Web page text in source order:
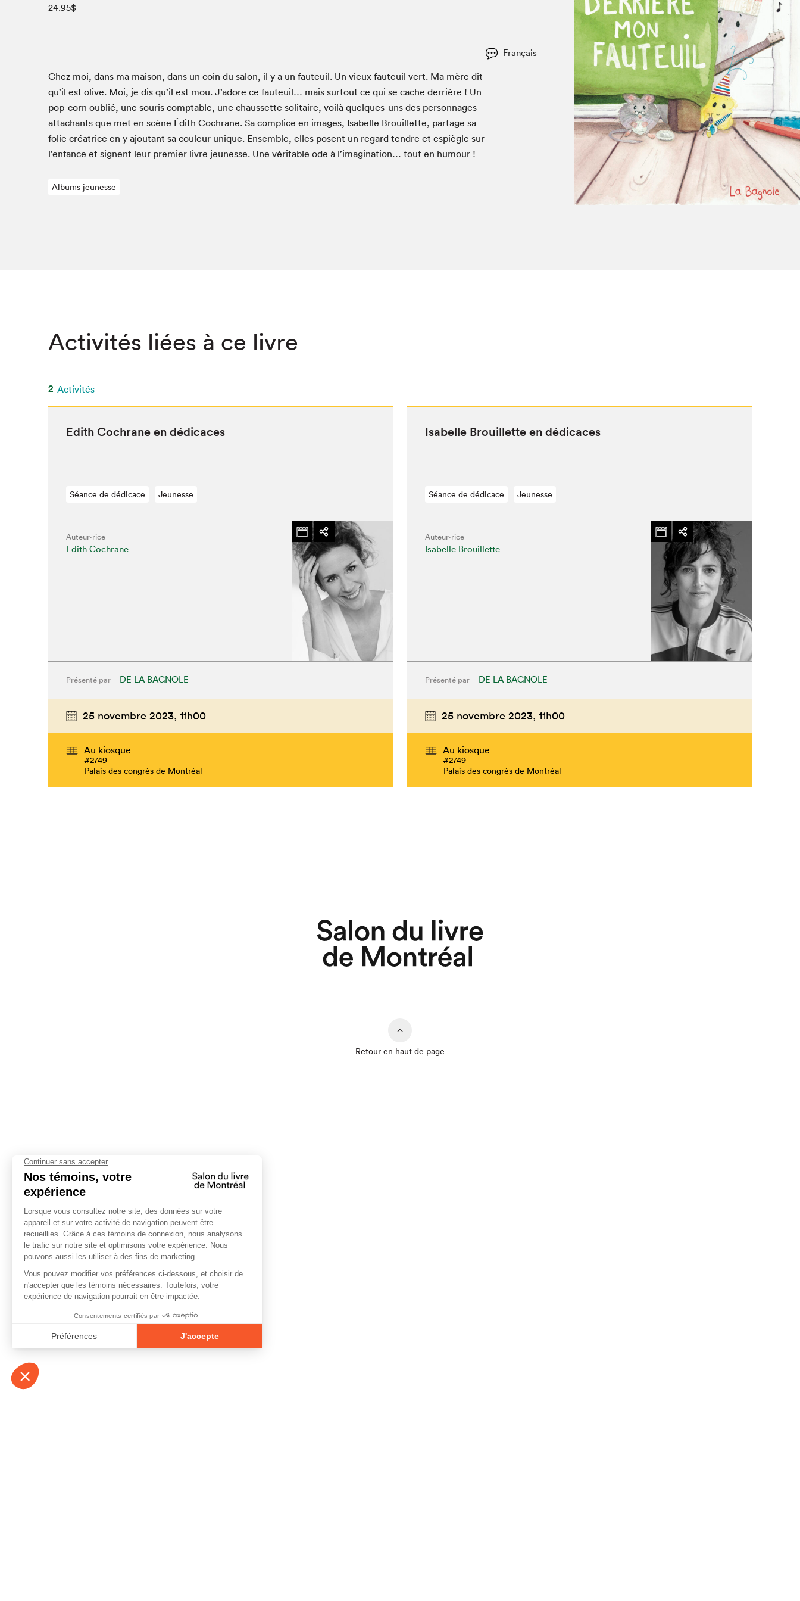
Café La Presse
La lecture en cadeau
La Maison des libraires
Le grand jeu de lecture à voix haute du Salon du livre
de Montréal
Le Salon dans ta classe
Lettres québécoises au Salon
Liseur Public
Louisiane enracinée et branchée
Matinées scolaires Hydro-Québec
Mur des illustrateur·rice·s
Narra
Zone Manga
À propos du Salon
Liste des exposant·e·s
Liste des auteur·rice·s
Que cherchez-vous?
Fermer
24.95$
Français
Chez moi, dans ma mai­son, dans un coin du salon, il y a un fau­teuil. Un vieux fau­teuil vert. Ma mère dit
qu’il est olive. Moi, je dis qu’il est mou. J’adore ce fau­teuil… mais surtout ce qui se cache der­rière ! Un
pop-corn oublié, une souris compt­able, une chaus­sette soli­taire, voilà quelques-uns des per­son­nages
attachants que met en scène Édith Cochrane. Sa com­plice en images, Isabelle Brouil­lette, partage sa
folie créa­trice en y ajoutant sa couleur unique. Ensem­ble, elles posent un regard ten­dre et espiè­gle sur
l’enfance et sig­nent leur pre­mier livre jeunesse. Une véri­ta­ble ode à l’imagination… tout en humour !
Albums jeunesse
Activités liées à ce livre
2 Activités
Edith Cochrane en dédicaces
Séance de dédicace Jeunesse
Auteur·rice
Edith Cochrane
Présenté par DE LA BAGNOLE
25 novembre 2023, 11h00
Au kiosque
#2749
Palais des congrès de Montréal
Isabelle Brouil­lette en dédicaces
Séance de dédicace Jeunesse
Auteur·rice
Isabelle Brouillette
Présenté par DE LA BAGNOLE
25 novembre 2023, 11h00
Au kiosque
#2749
Palais des congrès de Montréal
Retour en haut de page